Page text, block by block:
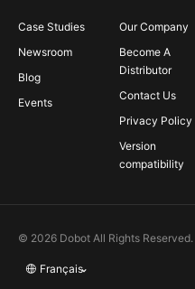
Case Studies
Newsroom
Blog
Events
Our Company
Become A
Distributor
Contact Us
Privacy Policy
Version
compatibility
© 2026 Dobot All Rights Reserved.
Français